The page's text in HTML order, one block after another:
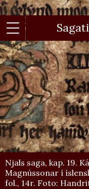
Gå
til
hovedindhold
Njals saga, kap. 19.
Magnússonar í
fol., 14r. Foto: